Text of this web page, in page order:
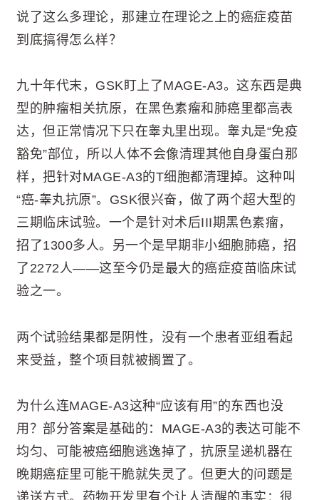
说了这么多理论，那建立在理论之上的癌症疫苗
到底搞得怎么样？
九十年代末，GSK盯上了MAGE-A3。这东西是典
型的肿瘤相关抗原，在黑色素瘤和肺癌里都高表
达，但正常情况下只在睾丸里出现。睾丸是“免疫
豁免”部位，所以人体不会像清理其他自身蛋白那
样，把针对MAGE-A3的T细胞都清理掉。这种叫
“癌-睾丸抗原”。GSK很兴奋，做了两个超大型的
三期临床试验。一个是针对术后III期黑色素瘤，
招了1300多人。另一个是早期非小细胞肺癌，招
了2272人——这至今仍是最大的癌症疫苗临床试
验之一。
两个试验结果都是阴性，没有一个患者亚组看起
来受益，整个项目就被搁置了。
为什么连MAGE-A3这种“应该有用”的东西也没
用？部分答案是基础的：MAGE-A3的表达可能不
均匀、可能被癌细胞逃逸掉了，抗原呈递机器在
晚期癌症里可能干脆就失灵了。但更大的问题是
递送方式。药物开发里有个让人清醒的事实：很